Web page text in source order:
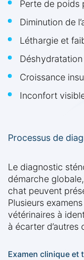
Perte de poids
Diminution de
Léthargie et
Déshydratation
Croissance
Inconfort
Processus de
Le diagnostic
démarche
chat peuvent
Plusieurs
vétérinaires à
à écarter
Examen clinique et